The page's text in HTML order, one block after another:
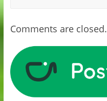
Comments are closed.